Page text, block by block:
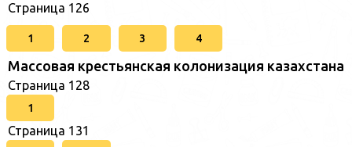
Страница 126
1 2 3 4
Массовая крестьянская колонизация казахстана
Страница 128
1
Страница 131